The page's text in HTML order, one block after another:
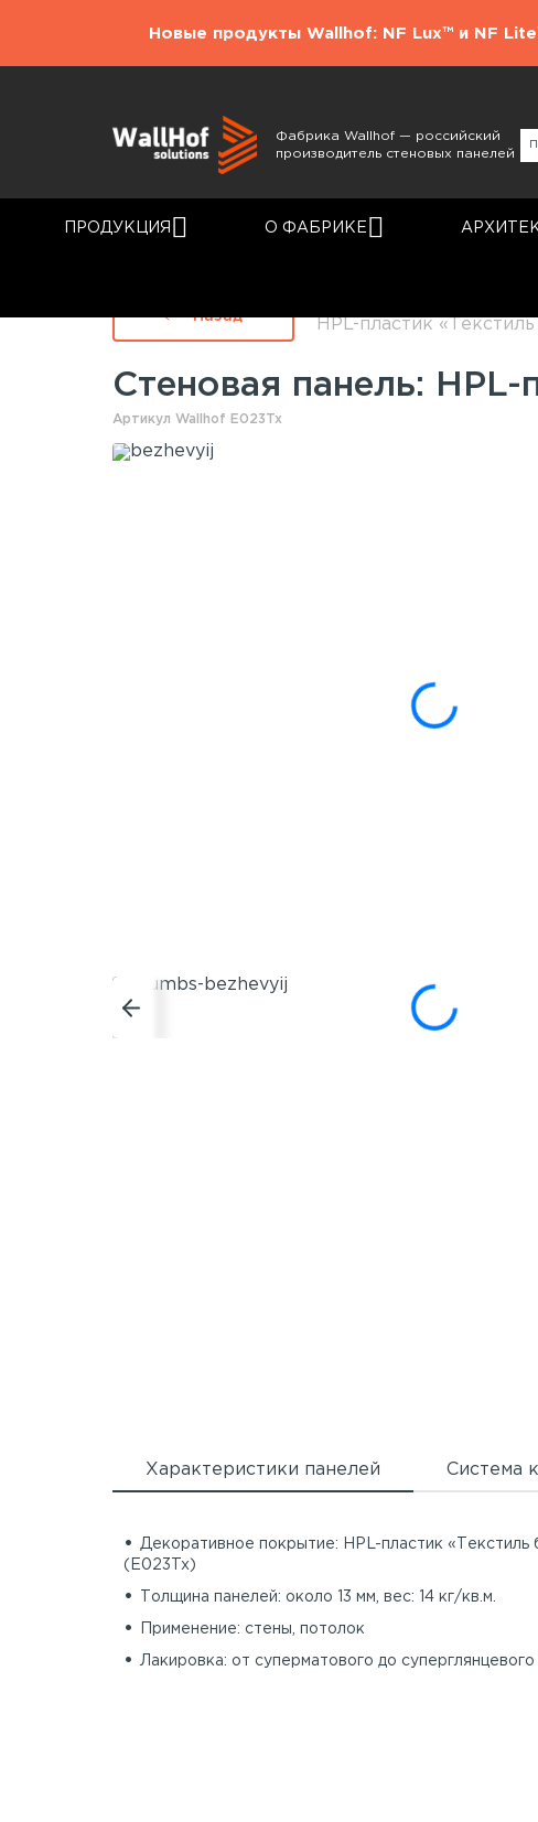
Новые продукты Wallhof: NF Lux™ и NF
Фабрика Wallhof — российский
производитель стеновых панелей
ПРОДУКЦИЯ О ФАБРИКЕ
Назад
HPL-пластик
Стеновая панель:
Артикул Wallhof E023Tx
Характеристики панелей Система
Декоративное покрытие: HPL-пластик «Текстиль
(E023Tx)
Толщина панелей: около 13 мм, вес: 14 кг/кв.м.
Применение: стены, потолок
Лакировка: от суперматового до суперглянцевого